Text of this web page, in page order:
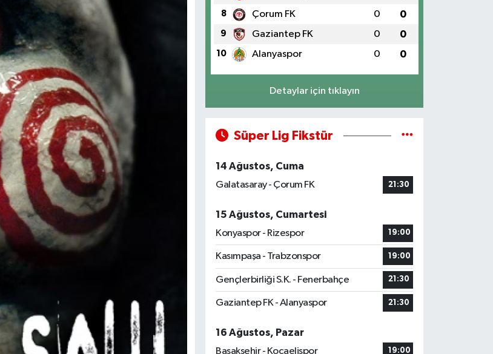
8 Çorum FK 0 0
9 Gaziantep FK 0 0
10 Alanyaspor 0 0
Detaylar için tıklayın
Süper Lig Fikstür
14 Ağustos, Cuma
Galatasaray - Çorum FK
21:30
15 Ağustos, Cumartesi
Konyaspor - Rizespor
19:00
Kasımpaşa - Trabzonspor 19:00
Gençlerbirliği S.K. - Fenerbahçe 21:30
Gaziantep FK - Alanyaspor 21:30
16 Ağustos, Pazar
Başakşehir - Kocaelispor
19:00